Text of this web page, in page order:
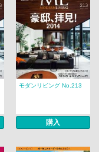
モダンリビング No.213
購入